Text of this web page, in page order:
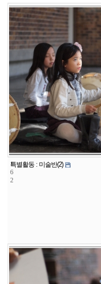
1
6
2
특별활동 : 미술반(2)